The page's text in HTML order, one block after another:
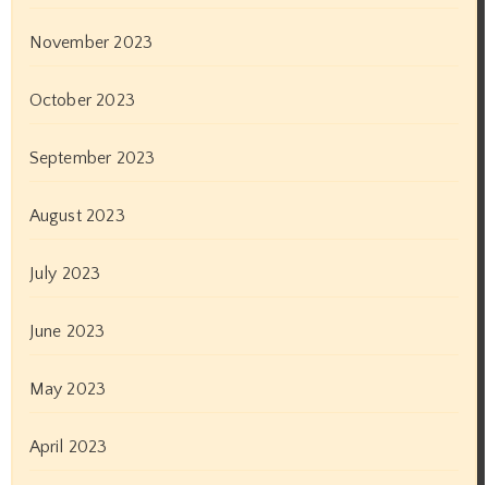
November 2023
October 2023
September 2023
August 2023
July 2023
June 2023
May 2023
April 2023